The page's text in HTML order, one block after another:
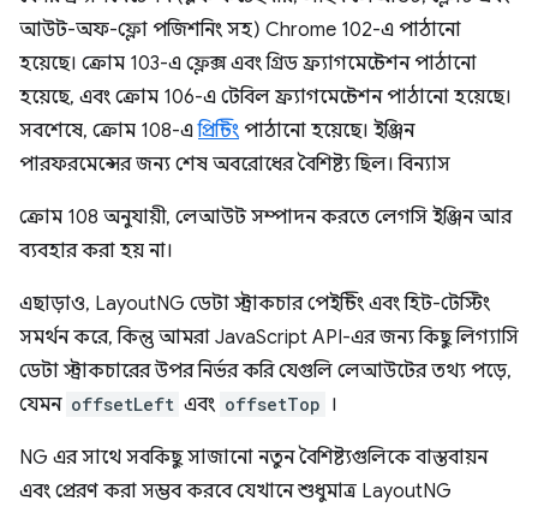
আউট-অফ-ফ্লো পজিশনিং সহ) Chrome 102-এ পাঠানো
হয়েছে। ক্রোম 103-এ ফ্লেক্স এবং গ্রিড ফ্র্যাগমেন্টেশন পাঠানো
হয়েছে, এবং ক্রোম 106-এ টেবিল ফ্র্যাগমেন্টেশন পাঠানো হয়েছে।
সবশেষে, ক্রোম 108-এপ্রিন্টিং পাঠানো হয়েছে। ইঞ্জিন
পারফরমেন্সের জন্য শেষ অবরোধের বৈশিষ্ট্য ছিল। বিন্যাস
ক্রোম 108 অনুযায়ী, লেআউট সম্পাদন করতে লেগসি ইঞ্জিন আর
ব্যবহার করা হয় না।
এছাড়াও, LayoutNG ডেটা স্ট্রাকচার পেইন্টিং এবং হিট-টেস্টিং
সমর্থন করে, কিন্তু আমরা JavaScript API-এর জন্য কিছু লিগ্যাসি
ডেটা স্ট্রাকচারের উপর নির্ভর করি যেগুলি লেআউটের তথ্য পড়ে,
যেমন offsetLeft এবং offsetTop ।
NG এর সাথে সবকিছু সাজানো নতুন বৈশিষ্ট্যগুলিকে বাস্তবায়ন
এবং প্রেরণ করা সম্ভব করবে যেখানে শুধুমাত্র LayoutNG